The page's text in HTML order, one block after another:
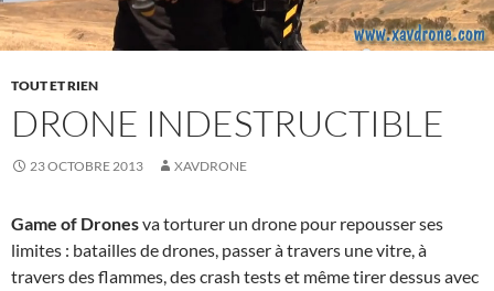
TOUT ET RIEN
DRONE INDESTRUCTIBLE
23 OCTOBRE 2013 XAVDRONE
Game of Dronesva torturer un drone pour repousser ses
limites : batailles de drones, passer à travers une vitre, à
travers des flammes, des crash tests et même tirer dessus avec